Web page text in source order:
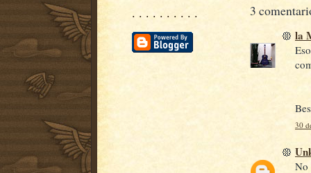
· · · · · · · · · · 3
la
30
No